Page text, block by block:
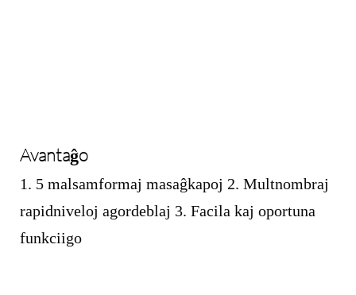
Avantaĝo
1. 5 malsamformaj masaĝkapoj 2. Multnombraj
rapidniveloj agordeblaj 3. Facila kaj oportuna
funkciigo